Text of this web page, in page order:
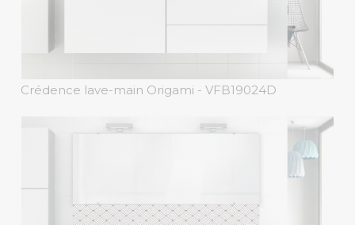
Crédence lave-main Origami - VFB19024D